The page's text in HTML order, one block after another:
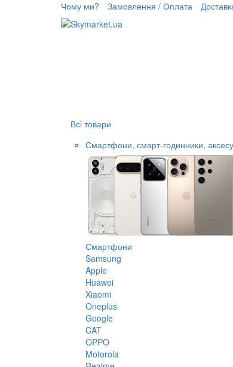
Чому ми? Замовлення / Оплата
Всі товари
Смартфони, смарт-годинники,
Смартфони
Samsung
Apple
Huawei
Xiaomi
Oneplus
Google
CAT
OPPO
Motorola